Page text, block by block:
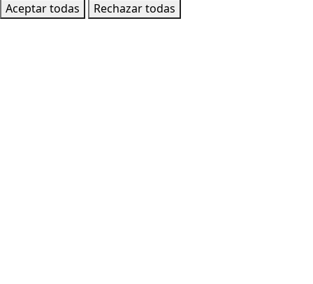
Aceptar todas
Rechazar todas